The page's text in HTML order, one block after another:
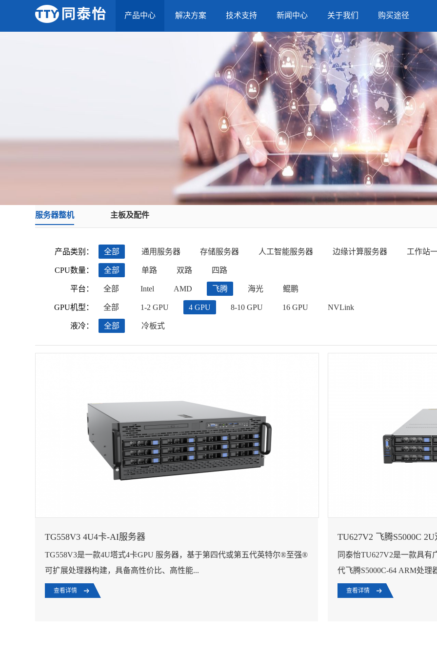
产品中心 解决方案 技术支持 新闻中心 关于我们 购买途径
服务器整机 主板及配件
产品类别：
CPU数量：
平台：
GPU机型：
液冷：
全部 通用服务器 存储服务器 人工智能服务器 边缘计算服务器 工作站
全部 单路 双路 四路
全部 Intel AMD 飞腾 海光 鲲鹏
全部 1-2 GPU 4 GPU 8-10 GPU 16 GPU NVLink
全部 冷板式
TG558V3 4U4卡-AI服务器
TG558V3是一款4U塔式4卡GPU 服务器，基于第四代或第五代英特尔®至强®
可扩展处理器构建，具备高性价比、高性能...
查看详情
TU627V2 飞腾S5000C
同泰怡TU627V2是一款具有
代飞腾S5000C-64 ARM处理
查看详情